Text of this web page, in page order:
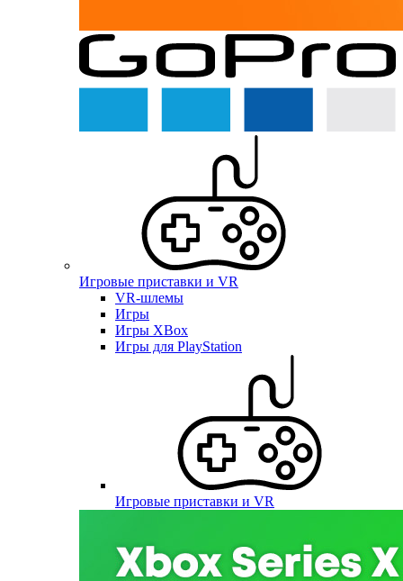
Игровые приставки и VR
VR-шлемы
Игры
Игры XBox
Игры для PlayStation
Игровые приставки и VR